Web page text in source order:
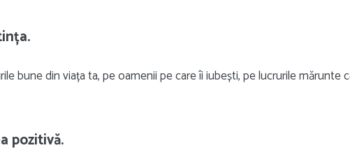
bune din viața ta, pe oamenii pe care îi iubești, pe lucrurile mărunte
pozitivă.